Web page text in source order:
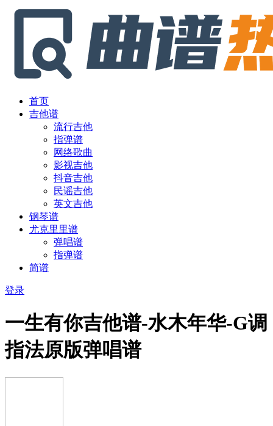
首页
吉他谱
流行吉他
指弹谱
网络歌曲
影视吉他
抖音吉他
民谣吉他
英文吉他
钢琴谱
尤克里里谱
弹唱谱
指弹谱
简谱
登录
一生有你吉他谱-水木年华-G调
指法原版弹唱谱